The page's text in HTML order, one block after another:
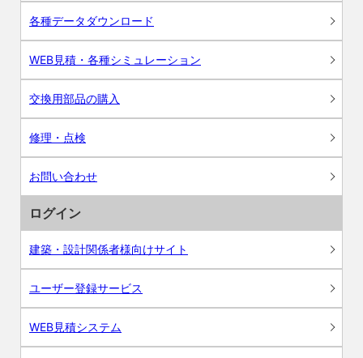
各種データダウンロード
WEB見積・各種シミュレーション
交換用部品の購入
修理・点検
お問い合わせ
ログイン
建築・設計関係者様向けサイト
ユーザー登録サービス
WEB見積システム